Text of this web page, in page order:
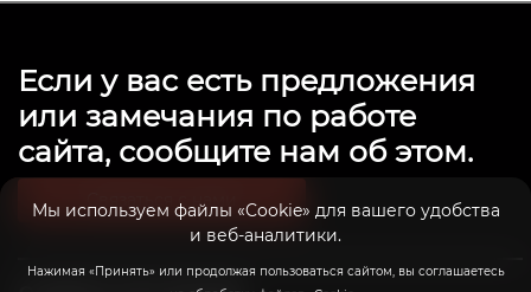
Мы используем файлы «Cookie» для вашего удобства
и веб-аналитики.
Нажимая «Принять» или продолжая пользоваться сайтом, вы соглашаетесь
Если у вас есть предложения
или замечания по работе
сайта, сообщите нам об этом.
Связаться с нами